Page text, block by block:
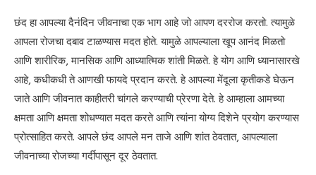
छंद हा आपल्या दैनंदिन जीवनाचा एक भाग आहे जो आपण दररोज करतो. त्यामुळे
आपला रोजचा दबाव टाळण्यास मदत होते. यामुळे आपल्याला खूप आनंद मिळतो
आणि शारीरिक, मानसिक आणि आध्यात्मिक शांती मिळते. हे योग आणि ध्यानासारखे
आहे, कधीकधी ते आणखी फायदे प्रदान करते. हे आपल्या मेंदूला कृतीकडे घेऊन
जाते आणि जीवनात काहीतरी चांगले करण्याची प्रेरणा देते. हे आम्हाला आमच्या
क्षमता आणि क्षमता शोधण्यात मदत करते आणि त्यांना योग्य दिशेने प्रयोग करण्यास
प्रोत्साहित करते. आपले छंद आपले मन ताजे आणि शांत ठेवतात, आपल्याला
जीवनाच्या रोजच्या गर्दीपासून दूर ठेवतात.